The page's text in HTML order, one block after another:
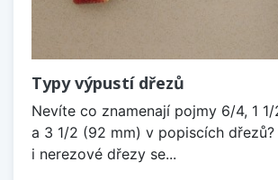
Typy výpustí dřezů
Nevíte co znamenají pojmy 6/4, 1
a 3 1/2 (92 mm) v popiscích
i nerezové dřezy se...